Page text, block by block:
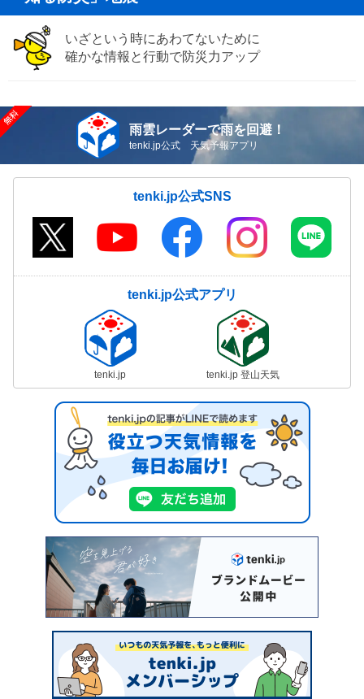
いざという時にあわてないために
確かな情報と行動で防災力アップ
雨雲レーダーで雨を回避！
tenki.jp公式 天気予報アプリ
tenki.jp公式SNS
tenki.jp公式アプリ
tenki.jp tenki.jp 登山天気